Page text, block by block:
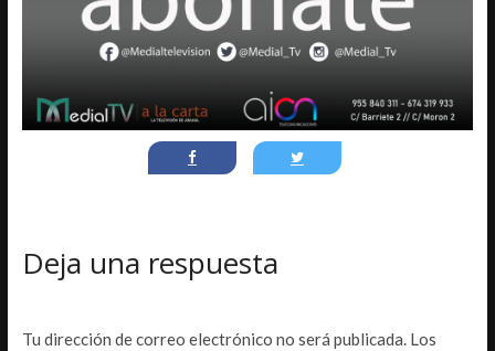
Deja una respuesta
Tu dirección de correo electrónico no será publicada. Los